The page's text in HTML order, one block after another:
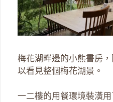
梅花湖畔邊的小熊書房
以看見整個梅花湖景。
一二樓的用餐環境裝潢